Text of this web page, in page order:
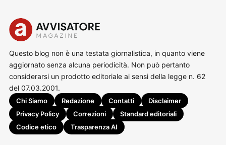
Questo blog non è una testata giornalistica, in quanto viene
aggiornato senza alcuna periodicità. Non può pertanto
considerarsi un prodotto editoriale ai sensi della legge n. 62
del 07.03.2001.
Chi Siamo Redazione Contatti
Disclaimer
Privacy Policy
Correzioni
Standard editoriali
Codice etico
Trasparenza AI